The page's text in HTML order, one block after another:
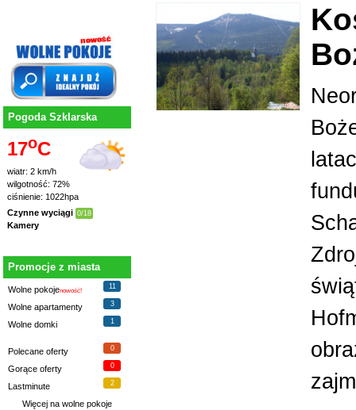
Pogoda Szklarska
17oC
wiatr: 2 km/h
wilgotność: 72%
ciśnienie: 1022hpa
Czynne wyciągi 0/18
Kamery
Promocje z miasta
Wolne pokojenowość!
11
Wolne apartamenty 3
Wolne domki 1
Polecane oferty 0
Gorące oferty 0
Lastminute 2
Więcej na wolne pokoje